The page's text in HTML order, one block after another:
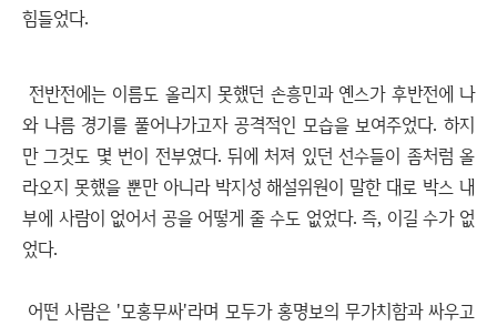
힘들었다.
전반전에는 이름도 올리지 못했던 손흥민과 옌스가 후반전에 나
와 나름 경기를 풀어나가고자 공격적인 모습을 보여주었다. 하지
만 그것도 몇 번이 전부였다. 뒤에 처져 있던 선수들이 좀처럼 올
라오지 못했을 뿐만 아니라 박지성 해설위원이 말한 대로 박스 내
부에 사람이 없어서 공을 어떻게 줄 수도 없었다. 즉, 이길 수가 없
었다.
어떤 사람은 '모홍무싸'라며 모두가 홍명보의 무가치함과 싸우고